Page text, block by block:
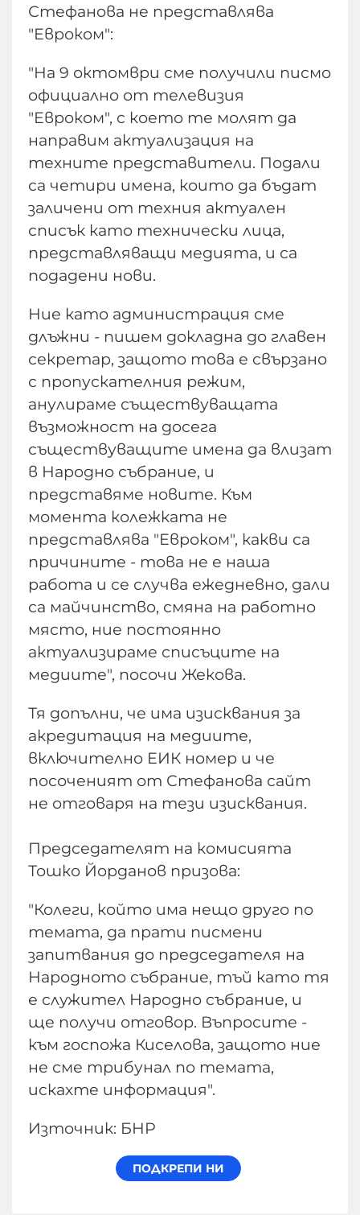
Стефанова не представлява
"Евроком":
"На 9 октомври сме получили писмо
официално от телевизия
"Евроком", с което те молят да
направим актуализация на
техните представители. Подали
са четири имена, които да бъдат
заличени от техния актуален
списък като технически лица,
представляващи медията, и са
подадени нови.
Ние като администрация сме
длъжни - пишем докладна до главен
секретар, защото това е свързано
с пропускателния режим,
анулираме съществуващата
възможност на досега
съществуващите имена да влизат
в Народно събрание, и
представяме новите. Към
момента колежката не
представлява "Евроком", какви са
причините - това не е наша
работа и се случва ежедневно, дали
са майчинство, смяна на работно
място, ние постоянно
актуализираме списъците на
медиите", посочи Жекова.
Тя допълни, че има изисквания за
акредитация на медиите,
включително ЕИК номер и че
посоченият от Стефанова сайт
не отговаря на тези изисквания.
Председателят на комисията
Тошко Йорданов призова:
"Колеги, който има нещо друго по
темата, да прати писмени
запитвания до председателя на
Народното събрание, тъй като тя
е служител Народно събрание, и
ще получи отговор. Въпросите -
към госпожа Киселова, защото ние
не сме трибунал по темата,
искахте информация".
Източник: БНР